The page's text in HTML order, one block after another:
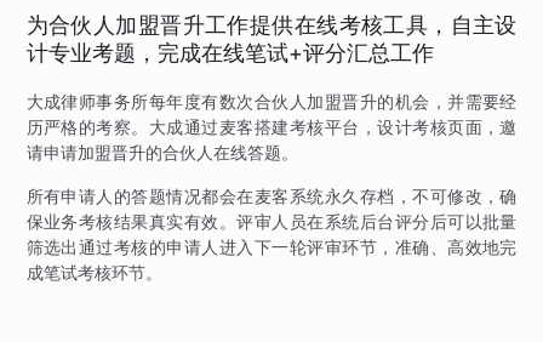
为合伙人加盟晋升工作提供在线考核工具，自主设
计专业考题，完成在线笔试+评分汇总工作
大成律师事务所每年度有数次合伙人加盟晋升的机会，并需要经
历严格的考察。大成通过麦客搭建考核平台，设计考核页面，邀
请申请加盟晋升的合伙人在线答题。
所有申请人的答题情况都会在麦客系统永久存档，不可修改，确
保业务考核结果真实有效。评审人员在系统后台评分后可以批量
筛选出通过考核的申请人进入下一轮评审环节，准确、高效地完
成笔试考核环节。